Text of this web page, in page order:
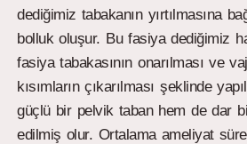
dediğimiz tabakanın yırtılmasına
bolluk oluşur. Bu fasiya dediğimiz
fasiya tabakasının onarılması ve
kısımların çıkarılması şeklinde
güçlü bir pelvik taban hem de dar
edilmiş olur. Ortalama ameliyat